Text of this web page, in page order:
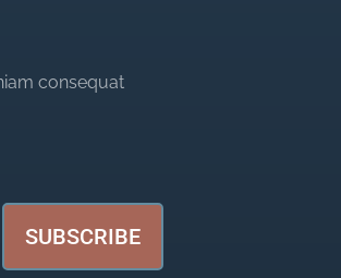
consequat
SUBSCRIBE